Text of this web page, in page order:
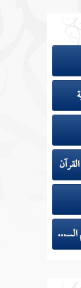
التاريخ والأمم السابقة